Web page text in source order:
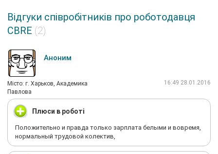
Відгуки співробітників про роботодавця
CBRE (2)
Аноним
Мiсто: г. Харьков, Академика
Павлова
16:49 28.01.2016
Плюси в роботі
Положительно и правда только зарплата белыми и вовремя,
нормальный трудовой колектив,